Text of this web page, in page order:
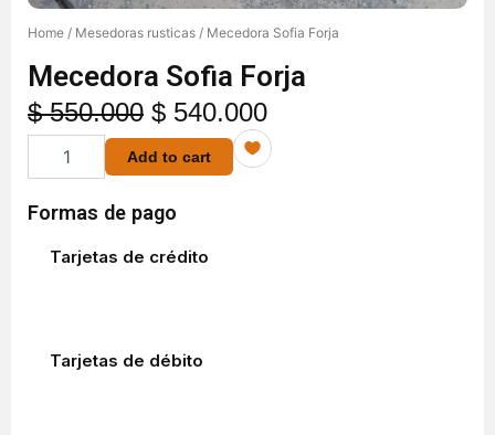
Home / Mesedoras rusticas / Mecedora Sofia Forja
Mecedora Sofia Forja
$550.000 Original
price
was:
$ 550.000.
$ 540.000Current
price
Mecedora
Forja
quantity
Add to cart
Formas de pago
Tarjetas de crédito
Tarjetas de débito